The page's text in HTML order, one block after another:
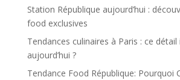
Station République aujourd’hui :
food exclusives
Tendances culinaires à Paris : ce détail
aujourd’hui ?
Tendance Food République: Pourquoi